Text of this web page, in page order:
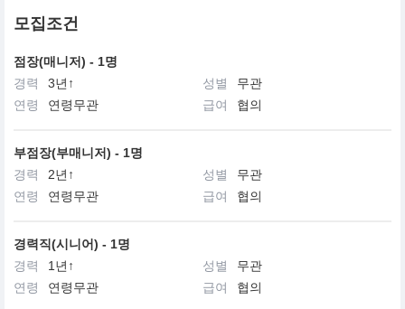
모집조건
점장(매니저) - 1명
경력
3년↑ 성별
무관
연령
연령무관 급여 협의
부점장(부매니저) - 1명
경력
2년↑ 성별
무관
연령
연령무관 급여 협의
경력직(시니어) - 1명
경력
1년↑ 성별
무관
연령
연령무관 급여 협의